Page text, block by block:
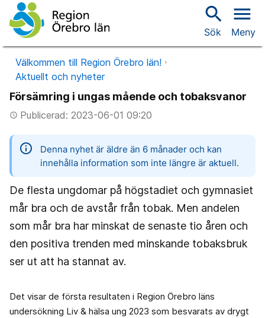
search
Sök
menu
Meny
Välkommen till Region Örebro län!
Aktuellt och nyheter
Försämring i ungas mående och tobaksvanor
access_timePublicerad: 2023-06-01 09:20
information
Denna nyhet är äldre än 6 månader och kan
innehålla information som inte längre är aktuell.
De flesta ungdomar på högstadiet och gymnasiet
mår bra och de avstår från tobak. Men andelen
som mår bra har minskat de senaste tio åren och
den positiva trenden med minskande tobaksbruk
ser ut att ha stannat av.
Det visar de första resultaten i Region Örebro läns
undersökning Liv & hälsa ung 2023 som besvarats av drygt